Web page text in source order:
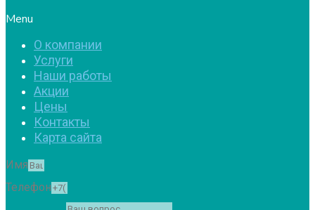
Menu
О компании
Услуги
Наши работы
Акции
Цены
Контакты
Карта сайта
Имя
Телефон